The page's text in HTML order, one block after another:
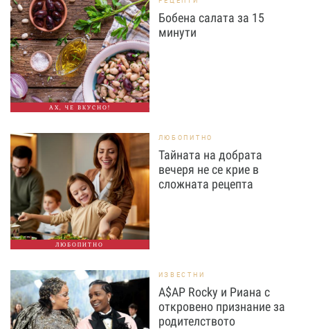
АХ, ЧЕ ВКУСНО!
Бобена салата за 15
минути
ЛЮБОПИТНО
ЛЮБОПИТНО
Тайната на добрата
вечеря не се крие в
сложната рецепта
ИЗВЕСТНИ
A$AP Rocky и Риана с
откровено признание за
родителството